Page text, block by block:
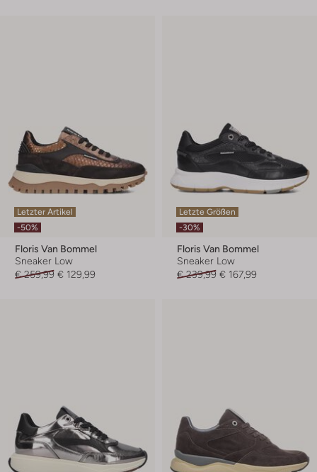
Letzter Artikel
-50%
Floris Van Bommel
Sneaker Low
€ 259,99 € 129,99
Letzte Größen
-30%
Floris Van Bommel
Sneaker Low
€ 239,99 € 167,99